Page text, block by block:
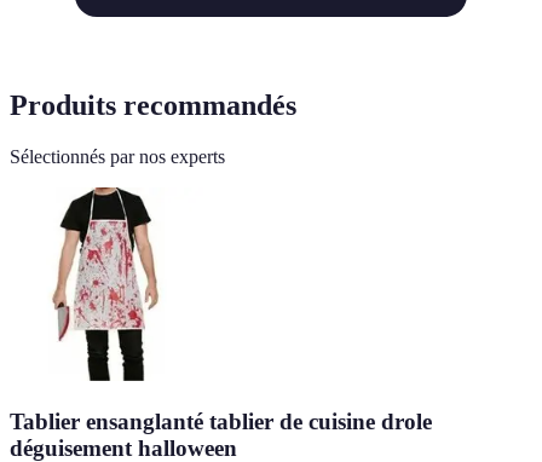
Produits recommandés
Sélectionnés par nos experts
Tablier ensanglanté tablier de cuisine drole
déguisement halloween